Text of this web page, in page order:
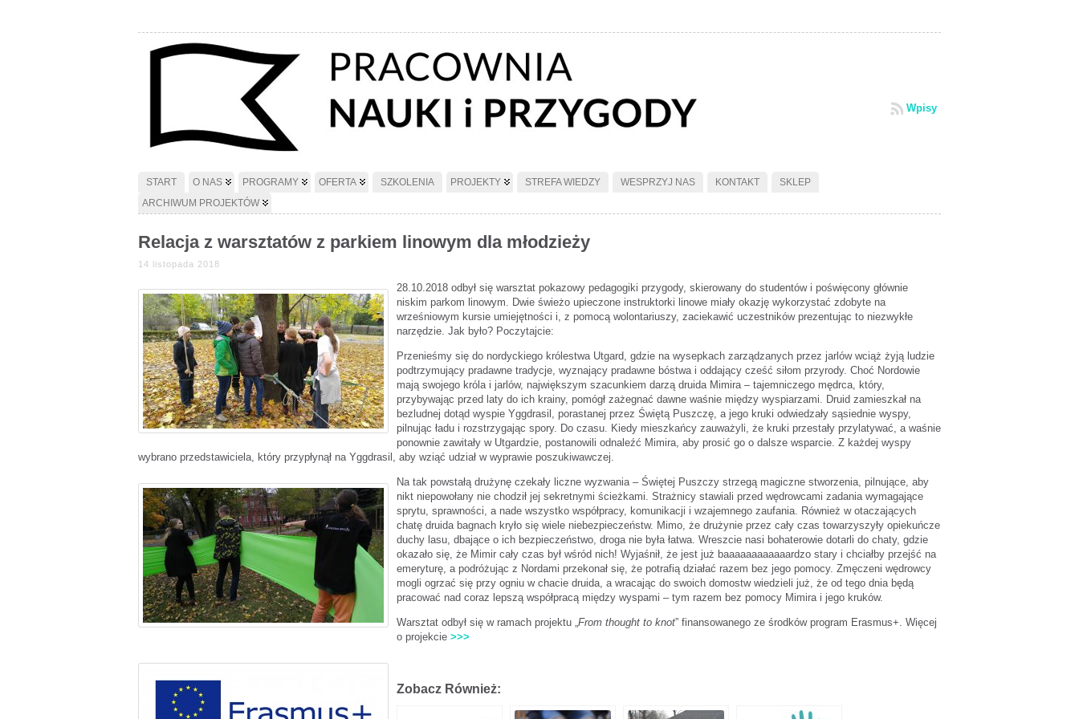
Wpisy
START O NAS PROGRAMY OFERTA SZKOLENIA PROJEKTY STREFA WIEDZY WESPRZYJ NAS KONTAKT
SKLEP
ARCHIWUM PROJEKTÓW
Relacja z warsztatów z parkiem linowym dla młodzieży
14 listopada 2018
28.10.2018 odbył się warsztat pokazowy pedagogiki przygody, skierowany do studentów i poświęcony głównie
niskim parkom linowym. Dwie świeżo upieczone instruktorki linowe miały okazję wykorzystać zdobyte na
wrześniowym kursie umiejętności i, z pomocą wolontariuszy, zaciekawić uczestników prezentując to niezwykłe
narzędzie. Jak było? Poczytajcie:
Przenieśmy się do nordyckiego królestwa Utgard, gdzie na wysepkach zarządzanych przez jarlów wciąż żyją ludzie
podtrzymujący pradawne tradycje, wyznający pradawne bóstwa i oddający cześć siłom przyrody. Choć Nordowie
mają swojego króla i jarlów, największym szacunkiem darzą druida Mimira – tajemniczego mędrca, który,
przybywając przed laty do ich krainy, pomógł zażegnać dawne waśnie między wyspiarzami. Druid zamieszkał na
bezludnej dotąd wyspie Yggdrasil, porastanej przez Świętą Puszczę, a jego kruki odwiedzały sąsiednie wyspy,
pilnując ładu i rozstrzygając spory. Do czasu. Kiedy mieszkańcy zauważyli, że kruki przestały przylatywać, a waśnie
ponownie zawitały w Utgardzie, postanowili odnaleźć Mimira, aby prosić go o dalsze wsparcie. Z każdej wyspy
wybrano przedstawiciela, który przypłynął na Yggdrasil, aby wziąć udział w wyprawie poszukiwawczej.
Na tak powstałą drużynę czekały liczne wyzwania – Świętej Puszczy strzegą magiczne stworzenia, pilnujące, aby
nikt niepowołany nie chodził jej sekretnymi ścieżkami. Strażnicy stawiali przed wędrowcami zadania wymagające
sprytu, sprawności, a nade wszystko współpracy, komunikacji i wzajemnego zaufania. Również w otaczających
chatę druida bagnach kryło się wiele niebezpieczeństw. Mimo, że drużynie przez cały czas towarzyszyły opiekuńcze
duchy lasu, dbające o ich bezpieczeństwo, droga nie była łatwa. Wreszcie nasi bohaterowie dotarli do chaty, gdzie
okazało się, że Mimir cały czas był wśród nich! Wyjaśnił, że jest już baaaaaaaaaaaardzo stary i chciałby przejść na
emeryturę, a podróżując z Nordami przekonał się, że potrafią działać razem bez jego pomocy. Zmęczeni wędrowcy
mogli ogrzać się przy ogniu w chacie druida, a wracając do swoich domostw wiedzieli już, że od tego dnia będą
pracować nad coraz lepszą współpracą między wyspami – tym razem bez pomocy Mimira i jego kruków.
Warsztat odbył się w ramach projektu „From thought to knot” finansowanego ze środków program Erasmus+. Więcej
o projekcie >>>
Zobacz Również: